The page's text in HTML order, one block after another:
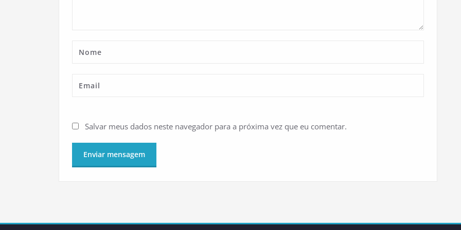
Salvar meus dados neste navegador para a próxima vez que eu comentar.